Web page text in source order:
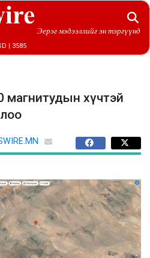
Эерэг мэдээллийг эн тэргүүнд
| 3585
магнитудын хүчтэй